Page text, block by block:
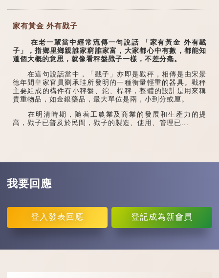
家有黃金 外有戥子
在老一輩當中經常流傳一句說話 「家有黃金 外有戥
子」，指鄉里鄉親誰家窮誰家富，大家都心中有數，都能知
道個大概的意思，就像看秤盤戥子一樣，不差分毫。
在這句說話當中，「戥子」亦即是戥秤，相傳是由宋景
德年間皇家官員劉承珪所發明的一種衡量輕重的器具。戥秤
主要組成的構件有小秤盤、鉈、桿秤，整體的設計是用來稱
貴重物品，如金銀藥品，最大單位是兩，小到分或厘。
在明清時期，隨着工農業及商業的發展和生產力的提
高，戥子已普及於民間，戥子的製造、使用、管理已...
我要回應
登入 發表回應 登記成為新會員